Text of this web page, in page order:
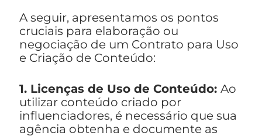
A seguir, apresentamos os pontos
cruciais para elaboração ou
negociação de um Contrato para Uso
e Criação de Conteúdo:
1. Licenças de Uso de Conteúdo: Ao
utilizar conteúdo criado por
influenciadores, é necessário que sua
agência obtenha e documente as